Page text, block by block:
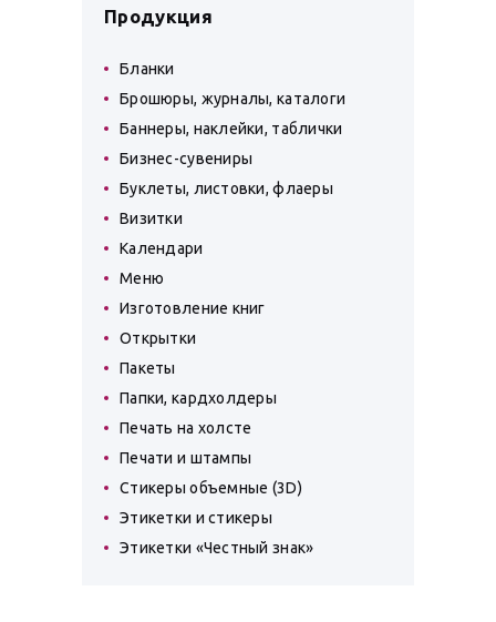
Продукция
Бланки
Брошюры, журналы, каталоги
Баннеры, наклейки, таблички
Бизнес-сувениры
Буклеты, листовки, флаеры
Визитки
Календари
Меню
Изготовление книг
Открытки
Пакеты
Папки, кардхолдеры
Печать на холсте
Печати и штампы
Стикеры объемные (3D)
Этикетки и стикеры
Этикетки «Честный знак»